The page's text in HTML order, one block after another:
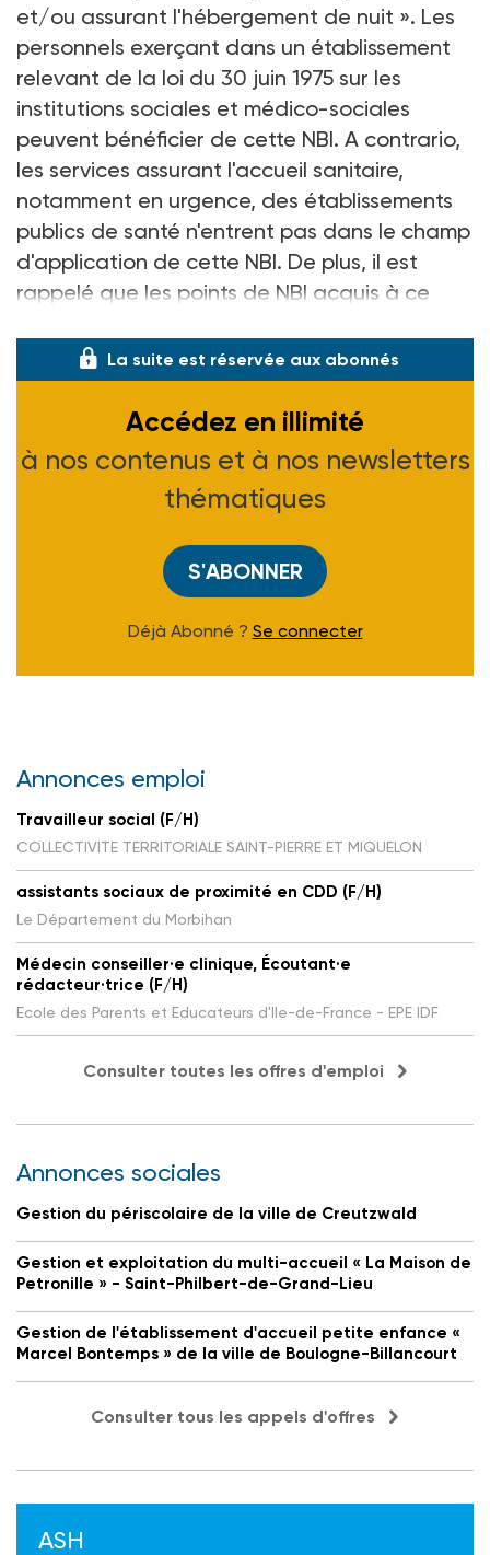
et/ou assurant l'hébergement de nuit ». Les
personnels exerçant dans un établissement
relevant de la loi du 30 juin 1975 sur les
institutions sociales et médico-sociales
peuvent bénéficier de cette NBI. A contrario,
les services assurant l'accueil sanitaire,
notamment en urgence, des établissements
publics de santé n'entrent pas dans le champ
d'application de cette NBI. De plus, il est
rappelé que les points de NBI acquis à ce
La suite est réservée aux abonnés
Accédez en illimité
à nos contenus et à nos newsletters
thématiques
S'ABONNER
Déjà Abonné ? Se connecter
Annonces emploi
Travailleur social (F/H)
COLLECTIVITE TERRITORIALE SAINT-PIERRE ET MIQUELON
assistants sociaux de proximité en CDD (F/H)
Le Département du Morbihan
Médecin conseiller·e clinique, Écoutant·e
rédacteur·trice (F/H)
Ecole des Parents et Educateurs d'Ile-de-France - EPE IDF
Consulter toutes les offres d'emploi
Annonces sociales
Gestion du périscolaire de la ville de Creutzwald
Gestion et exploitation du multi-accueil « La Maison de
Petronille » - Saint-Philbert-de-Grand-Lieu
Gestion de l'établissement d'accueil petite enfance «
Marcel Bontemps » de la ville de Boulogne-Billancourt
Consulter tous les appels d'offres
ASH